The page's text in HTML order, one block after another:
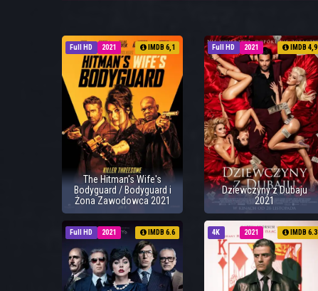
Full HD 2021 IMDB 6,1
The Hitman's Wife's
Bodyguard / Bodyguard i
Żona Zawodowca 2021
Full HD 2021 IMDB 4,9
Dziewczyny z Dubaju
2021
Full HD 2021 IMDB 6.6 4K 2021 IMDB 6.3